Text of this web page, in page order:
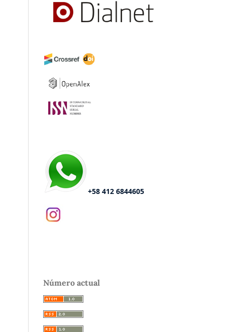
+58 412 6844605
Número actual